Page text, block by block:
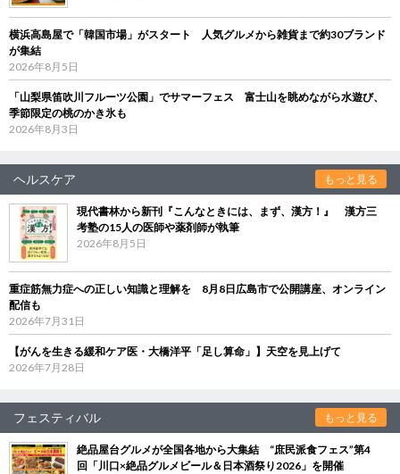
横浜高島屋で「韓国市場」がスタート 人気グルメから雑貨まで約30ブランド
が集結
2026年8月5日
「山梨県笛吹川フルーツ公園」でサマーフェス 富士山を眺めながら水遊び、
季節限定の桃のかき氷も
2026年8月3日
ヘルスケア もっと見る
現代書林から新刊『こんなときには、まず、漢方！』 漢方三
考塾の15人の医師や薬剤師が執筆
2026年8月5日
重症筋無力症への正しい知識と理解を 8月8日広島市で公開講座、オンライン
配信も
2026年7月31日
【がんを生きる緩和ケア医・大橋洋平「足し算命」】天空を見上げて
2026年7月28日
フェスティバル もっと見る
絶品屋台グルメが全国各地から大集結 “庶民派食フェス”第4
回「川口×絶品グルメビール＆日本酒祭り2026」を開催